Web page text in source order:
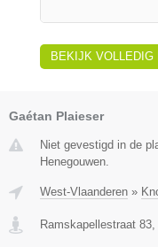
BEKIJK VOLLEDIG
Gaétan Plaieser
Niet gevestigd in de
Henegouwen.
West-Vlaanderen »
Ramskapellestraat 83